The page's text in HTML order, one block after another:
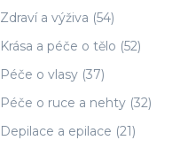
Zdraví a výživa (54)
Krása a péče o tělo (52)
Péče o vlasy (37)
Péče o ruce a nehty (32)
Depilace a epilace (21)